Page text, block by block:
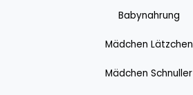
Babynahrung
Mädchen Lätzchen
Mädchen Schnuller